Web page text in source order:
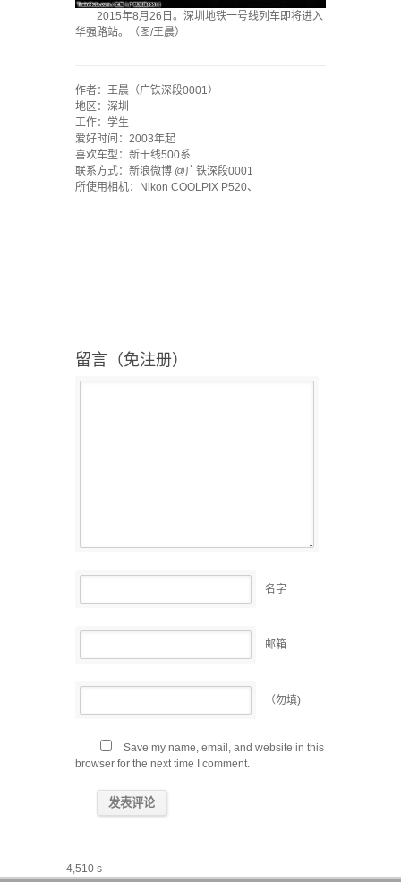
2015年8月26日。深圳地铁一号线列车即将进入
华强路站。（图/王晨）
作者：王晨（广铁深段0001）
地区：深圳
工作：学生
爱好时间：2003年起
喜欢车型：新干线500系
联系方式：新浪微博 @广铁深段0001
所使用相机：Nikon COOLPIX P520、
留言（免注册）
名字
邮箱
（勿填)
Save my name, email, and website in this
browser for the next time I comment.
4,510 s